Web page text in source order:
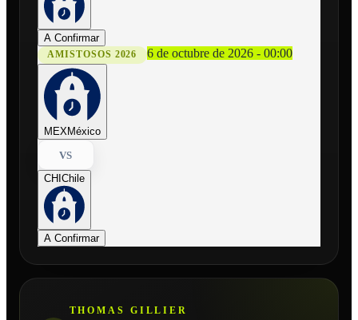
A Confirmar
AMISTOSOS 2026 6 de octubre de 2026 - 00:00
MEXMéxico
VS
CHI Chile
A Confirmar
THOMAS GILLIER